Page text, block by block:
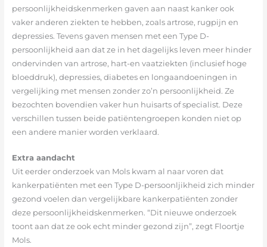
persoonlijkheidskenmerken gaven aan naast kanker ook
vaker anderen ziekten te hebben, zoals artrose, rugpijn en
depressies. Tevens gaven mensen met een Type D-
persoonlijkheid aan dat ze in het dagelijks leven meer hinder
ondervinden van artrose, hart-en vaatziekten (inclusief hoge
bloeddruk), depressies, diabetes en longaandoeningen in
vergelijking met mensen zonder zo’n persoonlijkheid. Ze
bezochten bovendien vaker hun huisarts of specialist. Deze
verschillen tussen beide patiëntengroepen konden niet op
een andere manier worden verklaard.
Extra aandacht
Uit eerder onderzoek van Mols kwam al naar voren dat
kankerpatiënten met een Type D-persoonljikheid zich minder
gezond voelen dan vergelijkbare kankerpatiënten zonder
deze persoonlijkheidskenmerken. “Dit nieuwe onderzoek
toont aan dat ze ook echt minder gezond zijn”, zegt Floortje
Mols.